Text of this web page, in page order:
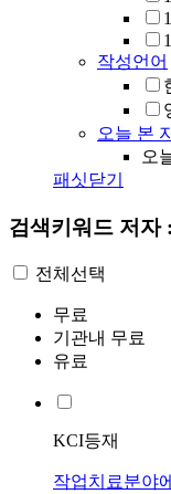
작성언어
오늘 본
오
패싯닫기
검색키워드 저자
전체선택
무료
기관내 무료
유료
KCI등재
작업치료분야